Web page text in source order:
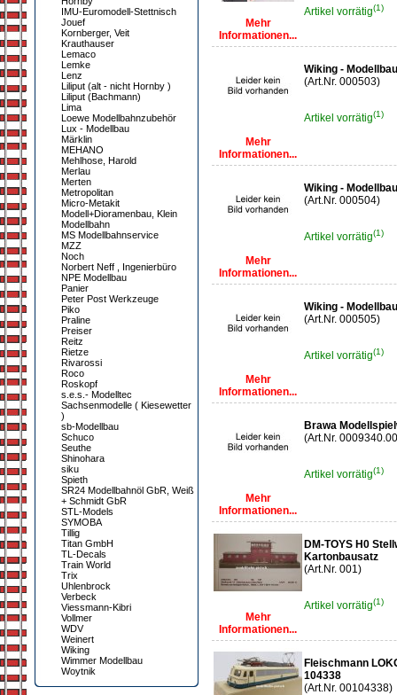
IMU-Euromodell-Stettnisch
Jouef
Kornberger, Veit
Krauthauser
Lemaco
Lemke
Lenz
Liliput (alt - nicht Hornby )
Liliput (Bachmann)
Lima
Loewe Modellbahnzubehör
Lux - Modellbau
Märklin
MEHANO
Mehlhose, Harold
Merlau
Merten
Metropolitan
Micro-Metakit
Modell+Dioramenbau, Klein
Modellbahn
MS Modellbahnservice
MZZ
Noch
Norbert Neff , Ingenierbüro
NPE Modellbau
Panier
Peter Post Werkzeuge
Piko
Praline
Preiser
Reitz
Rietze
Rivarossi
Roco
Roskopf
s.e.s.- Modelltec
Sachsenmodelle ( Kiesewetter
)
sb-Modellbau
Schuco
Seuthe
Shinohara
siku
Spieth
SR24 Modellbahnöl GbR, Weiß
+ Schmidt GbR
STL-Models
SYMOBA
Tillig
Titan GmbH
TL-Decals
Train World
Trix
Uhlenbrock
Verbeck
Viessmann-Kibri
Vollmer
WDV
Weinert
Wiking
Wimmer Modellbau
Woytnik
Mehr
Informationen...
Artikel vorrätig(1)
Mehr
Informationen...
Wiking -
(Art.Nr. 000503)
Artikel vorrätig(1)
Mehr
Informationen...
Wiking -
(Art.Nr. 000504)
Artikel vorrätig(1)
Mehr
Informationen...
Wiking -
(Art.Nr. 000505)
Artikel vorrätig(1)
Mehr
Informationen...
Brawa
(Art.Nr.
Artikel vorrätig(1)
Mehr
Informationen...
DM-TOYS H0
Kartonbausatz
(Art.Nr. 001)
Artikel vorrätig(1)
Fleischmann
104338
(Art.Nr. 00104338)